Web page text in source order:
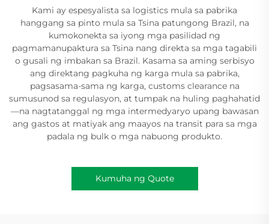
Kami ay espesyalista sa logistics mula sa pabrika
hanggang sa pinto mula sa Tsina patungong Brazil, na
kumokonekta sa iyong mga pasilidad ng
pagmamanupaktura sa Tsina nang direkta sa mga tagabili
o gusali ng imbakan sa Brazil. Kasama sa aming serbisyo
ang direktang pagkuha ng karga mula sa pabrika,
pagsasama-sama ng karga, customs clearance na
sumusunod sa regulasyon, at tumpak na huling paghahatid
—na nagtatanggal ng mga intermedyaryo upang bawasan
ang gastos at matiyak ang maayos na transit para sa mga
padala ng bulk o mga nabuong produkto.
Kumuha ng Quote